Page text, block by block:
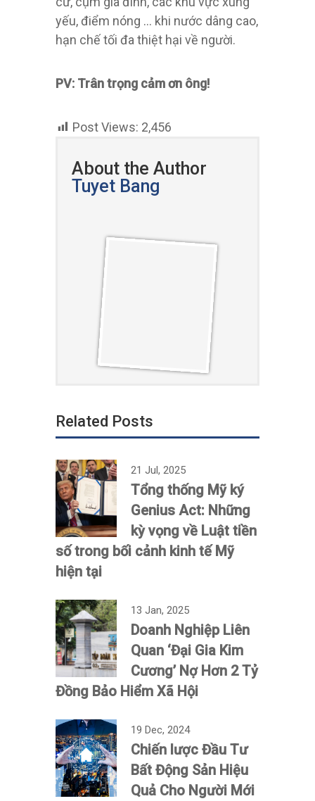
yếu, điểm nóng … khi nước dâng cao,
hạn chế tối đa thiệt hại về người.
PV: Trân trọng cảm ơn ông!
Post Views: 2,456
About the Author
Tuyet Bang
Related Posts
21 Jul, 2025
Tổng thống Mỹ ký
Genius Act: Những
kỳ vọng về Luật tiền
số trong bối cảnh kinh tế Mỹ
hiện tại
13 Jan, 2025
Doanh Nghiệp Liên
Quan ‘Đại Gia Kim
Cương’ Nợ Hơn 2 Tỷ
Đồng Bảo Hiểm Xã Hội
19 Dec, 2024
Chiến lược Đầu Tư
Bất Động Sản Hiệu
Quả Cho Người Mới